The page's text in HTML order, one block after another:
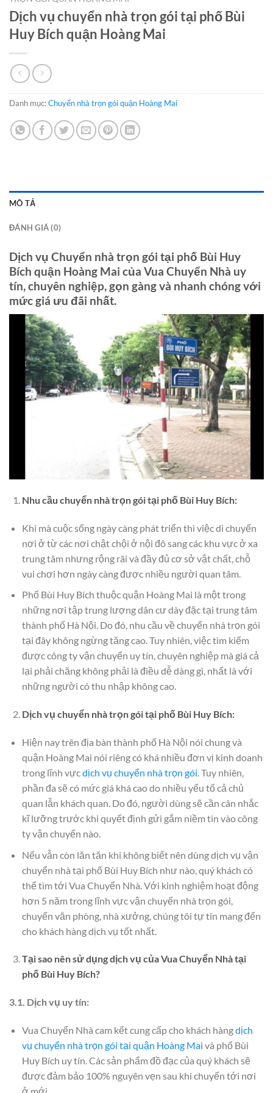
Dịch vụ chuyển nhà trọn gói tại phố Bùi
Huy Bích quận Hoàng Mai
Danh mục:Chuyển nhà trọn gói quận Hoàng Mai
MÔ TẢ
ĐÁNH GIÁ (0)
Dịch vụ Chuyển nhà trọn gói tại phố Bùi Huy
Bích quận Hoàng Mai của Vua Chuyển Nhà uy
tín, chuyên nghiệp, gọn gàng và nhanh chóng với
mức giá ưu đãi nhất.
Nhu cầu chuyển nhà trọn gói tại phố Bùi Huy Bích:
Khi mà cuộc sống ngày càng phát triển thì việc di chuyển
nơi ở từ các nơi chật chội ở nội đô sang các khu vực ở xa
trung tâm nhưng rộng rãi và đầy đủ cơ sở vật chất, chỗ
vui chơi hơn ngày càng được nhiều người quan tâm.
Phố Bùi Huy Bích thuộc quận Hoàng Mai là một trong
những nơi tập trung lượng dân cư dày đặc tại trung tâm
thành phố Hà Nội. Do đó, nhu cầu về chuyển nhà trọn gói
tại đây không ngừng tăng cao. Tuy nhiên, việc tìm kiếm
được công ty vận chuyển uy tín, chuyên nghiệp mà giá cả
lại phải chăng không phải là điều dễ dàng gì, nhất là với
những người có thu nhập không cao.
Dịch vụ chuyển nhà trọn gói tại phố Bùi Huy Bích:
Hiện nay trên địa bàn thành phố Hà Nội nói chung và
quận Hoàng Mai nói riêng có khá nhiều đơn vị kinh doanh
trong lĩnh vựcdịch vụ chuyển nhà trọn gói. Tuy nhiên,
phần đa sẽ có mức giá khá cao do nhiều yếu tố cả chủ
quan lẫn khách quan. Do đó, người dùng sẽ cần cân nhắc
kĩ lưỡng trước khi quyết định gửi gắm niềm tin vào công
ty vận chuyển nào.
Nếu vẫn còn lăn tăn khi không biết nên dùng dịch vụ vận
chuyển nhà tại phố Bùi Huy Bích như nào, quý khách có
thể tìm tới Vua Chuyển Nhà. Với kinh nghiệm hoạt động
hơn 5 năm trong lĩnh vực vận chuyển nhà trọn gói,
chuyển văn phòng, nhà xưởng, chúng tôi tự tin mang đến
cho khách hàng dịch vụ tốt nhất.
Tại sao nên sử dụng dịch vụ của Vua Chuyển Nhà tại
phố Bùi Huy Bích?
3.1. Dịch vụ uy tín:
Vua Chuyển Nhà cam kết cung cấp cho khách hàngdịch
vụ chuyển nhà trọn gói tại quận Hoàng Mai và phố Bùi
Huy Bích uy tín. Các sản phẩm đồ đạc của quý khách sẽ
được đảm bảo 100% nguyên vẹn sau khi chuyển tới nơi